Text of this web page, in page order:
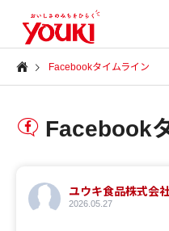
Facebookタイムライン
Facebook
ユウキ食品株式会
2026.05.27